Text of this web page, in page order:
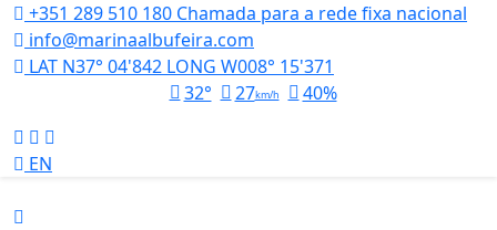
+351 289 510 180 Chamada para a rede fixa nacional
info@marinaalbufeira.com
LAT N37° 04'842 LONG W008° 15'371
32°
27km/h 40%
EN